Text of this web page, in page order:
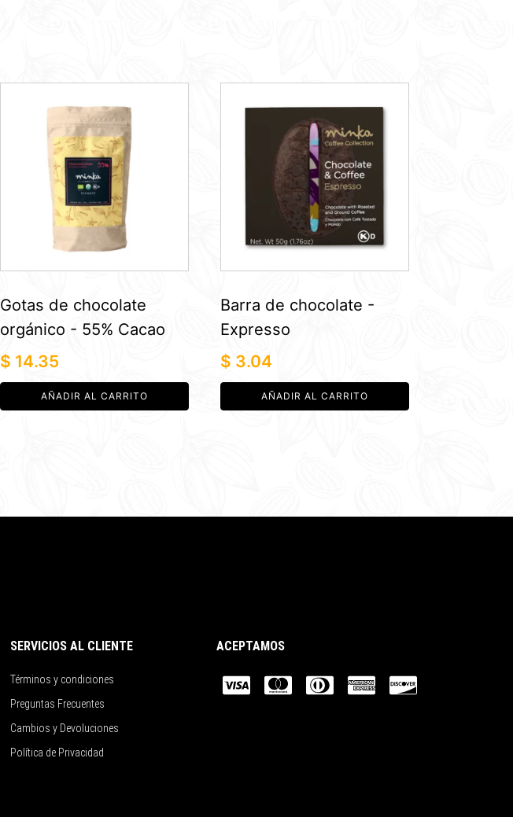
Gotas de chocolate
orgánico - 55% Cacao
$ 14.35
AÑADIR AL CARRITO
Barra de chocolate -
Expresso
$ 3.04
AÑADIR AL CARRITO
SERVICIOS AL CLIENTE
Términos y condiciones
Preguntas Frecuentes
Cambios y Devoluciones
Política de Privacidad
ACEPTAMOS